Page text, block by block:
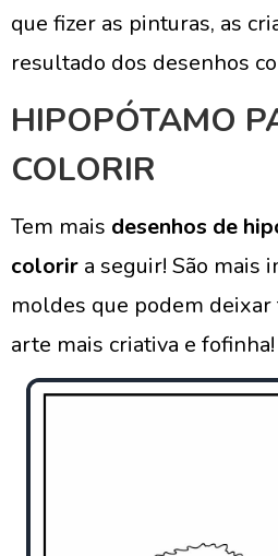
que fizer as pinturas, as
resultado dos desenhos
HIPOPÓTAMO
COLORIR
Tem mais desenhos de
colorir a seguir! São mais
moldes que podem deixar
arte mais criativa e fofinha!